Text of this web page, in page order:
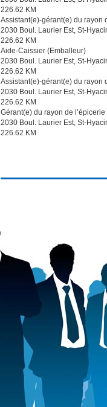
226.62 KM
Assistant(e)-gérant(e) du rayon
2030 Boul. Laurier Est, St-
226.62 KM
Aide-Caissier (Emballeur)
2030 Boul. Laurier Est, St-
226.62 KM
Assistant(e)-gérant(e) du rayon
2030 Boul. Laurier Est, St-
226.62 KM
Gérant(e) du rayon de l’épicerie
2030 Boul. Laurier Est, St-
226.62 KM